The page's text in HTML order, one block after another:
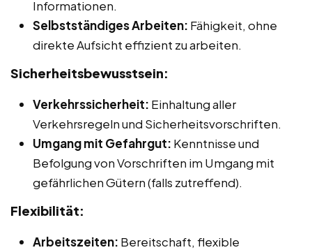
Informationen.
Selbstständiges Arbeiten: Fähigkeit, ohne
direkte Aufsicht effizient zu arbeiten.
Sicherheitsbewusstsein:
Verkehrssicherheit: Einhaltung aller
Verkehrsregeln und Sicherheitsvorschriften.
Umgang mit Gefahrgut: Kenntnisse und
Befolgung von Vorschriften im Umgang mit
gefährlichen Gütern (falls zutreffend).
Flexibilität:
Arbeitszeiten: Bereitschaft, flexible